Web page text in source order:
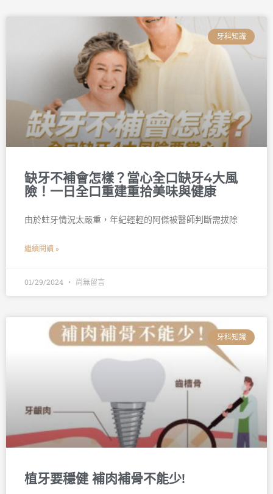
牙科知識
缺牙不補會怎樣？當心全口缺牙4大風
險！一日全口重建重拾美味與健康
由於蛀牙情況太嚴重，年紀輕輕的阿傑被醫師判斷需拔除
繼續閱讀 »
01/29/2024 尚無留言
牙科知識
植牙要穩健 補肉補骨不能少!